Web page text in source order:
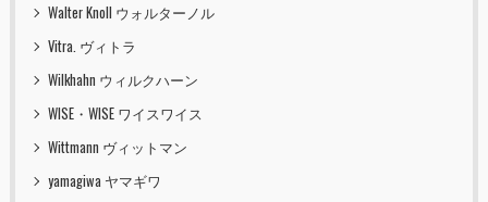
Walter Knoll ウォルターノル
Vitra. ヴィトラ
Wilkhahn ウィルクハーン
WISE・WISE ワイスワイス
Wittmann ヴィットマン
yamagiwa ヤマギワ